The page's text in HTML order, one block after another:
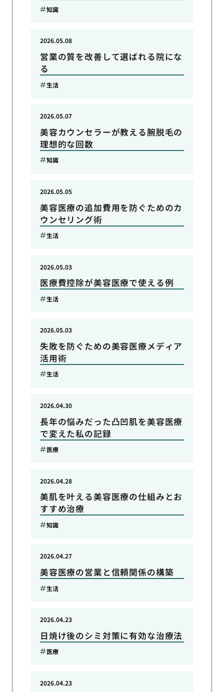
知識
営業の質を改善して選ばれる院にな
る
2026.05.08
生活
美容カウンセラーが教える腕脱毛の
理想的な回数
2026.05.07
知識
美容医療の追加費用を防ぐためのカ
ウンセリング術
2026.05.05
生活
医療費控除が美容医療で使える例
2026.05.03
生活
失敗を防ぐための美容医療メディア
活用術
2026.05.03
生活
長年の悩みだった凸凹肌を美容医療
で変えた私の記録
2026.04.30
医療
美肌を叶える美容医療の仕組みとお
すすめ治療
2026.04.28
知識
美容医療の営業と信頼関係の構築
2026.04.27
生活
日焼け後のシミ対策に有効な治療法
2026.04.23
医療
2026.04.23